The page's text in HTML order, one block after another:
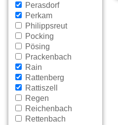
Perasdorf
Perkam
Philippsreut
Pocking
Pösing
Prackenbach
Rain
Rattenberg
Rattiszell
Regen
Reichenbach
Rettenbach